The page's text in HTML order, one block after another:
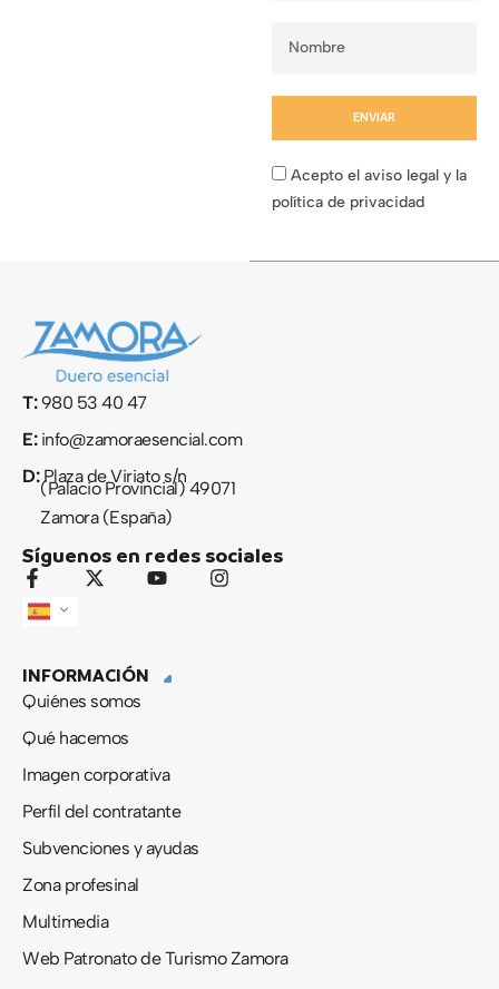
Acepto el aviso legal y la
política de privacidad
ENVIAR
T:980 53 40 47
E:info@zamoraesencial.com
D:Plaza de Viriato s/n
(Palacio Provincial) 49071
Zamora (España)
Síguenos en redes sociales
F
c
o
o
-
X
t
t
r
Y
b
I
INFORMACIÓN
Quiénes somos
Qué hacemos
Imagen corporativa
Perfil del contratante
Subvenciones y ayudas
Zona profesinal
Multimedia
Web Patronato de Turismo Zamora